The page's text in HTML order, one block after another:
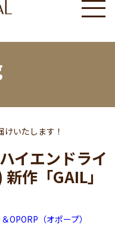
いたします！
イエンドライ
作「GAIL」
OPORP（オポープ）